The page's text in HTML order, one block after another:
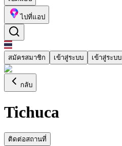
ไปที่แอป
สมัครสมาชิก เข้าสู่ระบบ เข้าสู่ระบบ
กลับ
Tichuca
ติดต่อสถานที่